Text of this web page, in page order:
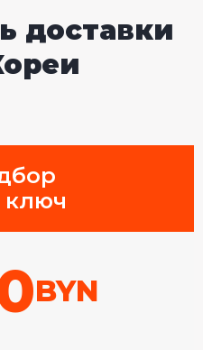
доставки
ключ
BYN